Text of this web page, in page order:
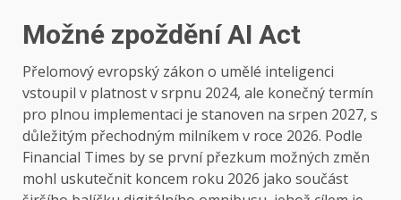
Možné zpoždění AI Act
Přelomový evropský zákon o umělé inteligenci
vstoupil v platnost v srpnu 2024, ale konečný termín
pro plnou implementaci je stanoven na srpen 2027, s
důležitým přechodným milníkem v roce 2026. Podle
Financial Times by se první přezkum možných změn
mohl uskutečnit koncem roku 2026 jako součást